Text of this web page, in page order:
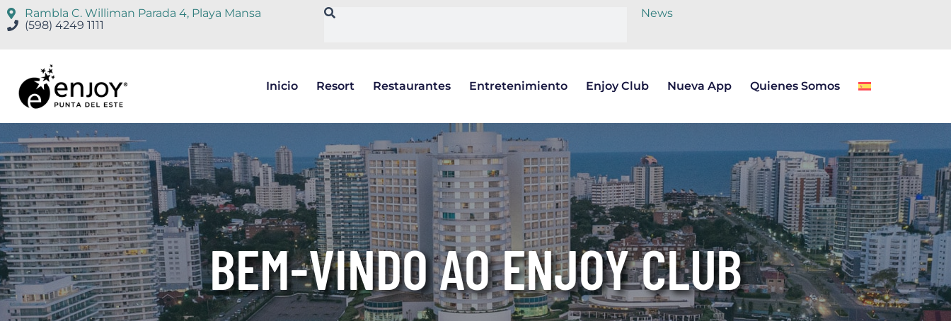
Rambla C. Williman Parada 4, Playa Mansa
(598) 4249 1111
News
Inicio Resort Restaurantes Entretenimiento Enjoy Club Nueva App Quienes Somos
BEM-VINDO AO ENJOY CLUB